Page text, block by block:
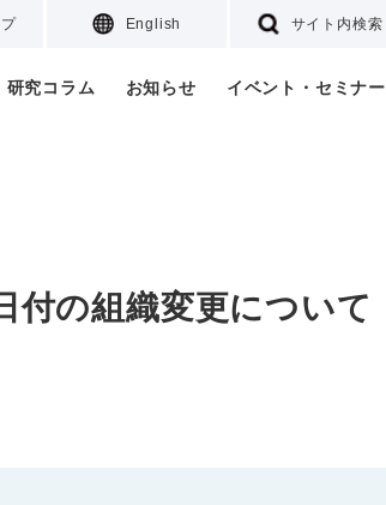
English サイト内検索
研究コラム お知らせ イベント・セミナー
付の組織変更について